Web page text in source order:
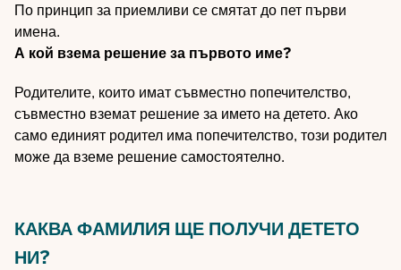
По принцип за приемливи се смятат до пет първи
имена.
А кой взема решение за първото име?
Родителите, които имат съвместно попечителство,
съвместно вземат решение за името на детето. Ако
само единият родител има попечителство, този родител
може да вземе решение самостоятелно.
КАКВА ФАМИЛИЯ ЩЕ ПОЛУЧИ ДЕТЕТО
НИ?